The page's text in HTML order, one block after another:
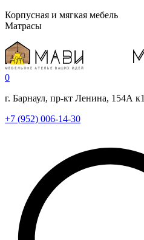
Корпусная и мягкая мебель
Матрасы
0
г. Барнаул, пр-кт Ленина, 154А к1
+7 (952) 006-14-30